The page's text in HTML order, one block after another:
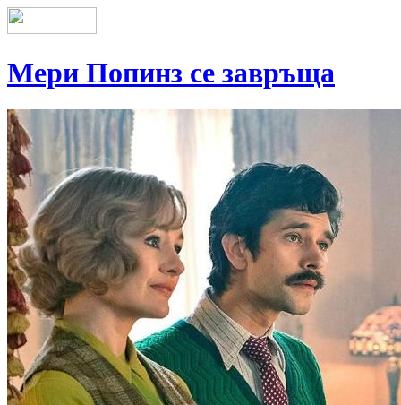
Мери Попинз се завръща